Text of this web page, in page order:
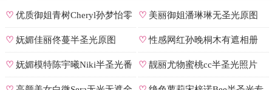
♡优质御姐青树Cheryl孙梦怡零
遮罩私拍
♡ 美丽御姐潘琳琳无圣光原图
♡妩媚佳丽佟蔓半圣光原图 ♡性感网红孙晚桐木有遮相册
♡妩媚模特陈宇曦Niki半圣光番 ♡ 靓丽尤物蜜桃cc半圣光照片